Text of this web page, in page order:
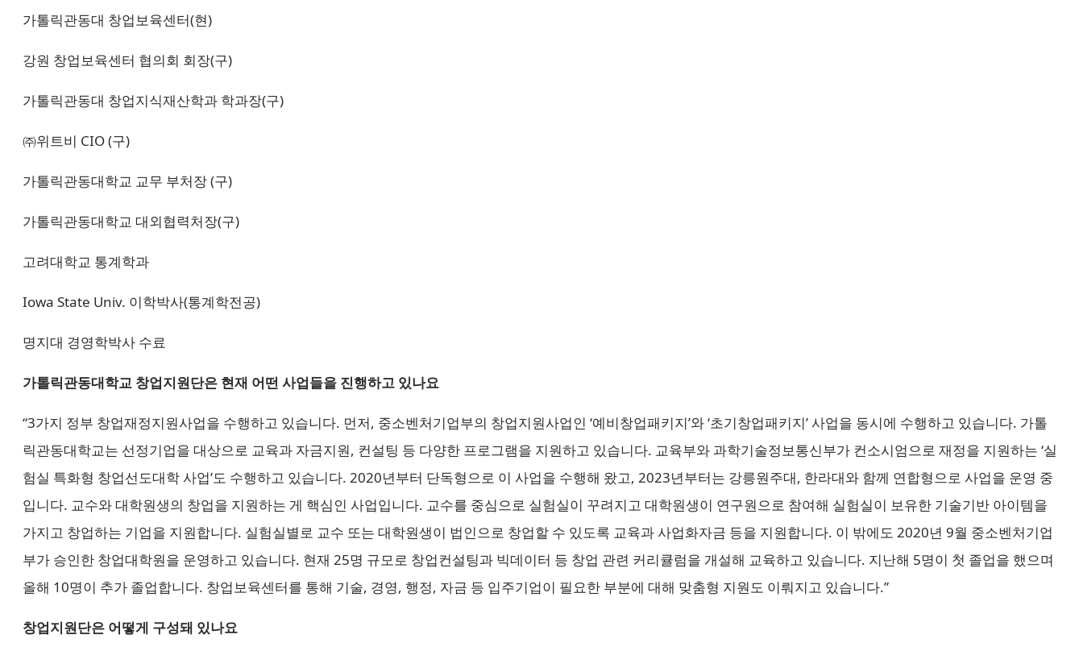
가톨릭관동대 창업보육센터(현)
강원 창업보육센터 협의회 회장(구)
가톨릭관동대 창업지식재산학과 학과장(구)
㈜위트비 CIO (구)
가톨릭관동대학교 교무 부처장 (구)
가톨릭관동대학교 대외협력처장(구)
고려대학교 통계학과
Iowa State Univ. 이학박사(통계학전공)
명지대 경영학박사 수료
가톨릭관동대학교 창업지원단은 현재 어떤 사업들을 진행하고 있나요
“3가지 정부 창업재정지원사업을 수행하고 있습니다. 먼저, 중소벤처기업부의 창업지원사업인 ‘예비창업패키지’와 ‘초기창업패키지’ 사업을 동시에 수행하고 있습니다. 가톨
릭관동대학교는 선정기업을 대상으로 교육과 자금지원, 컨설팅 등 다양한 프로그램을 지원하고 있습니다. 교육부와 과학기술정보통신부가 컨소시엄으로 재정을 지원하는 ‘실
험실 특화형 창업선도대학 사업’도 수행하고 있습니다. 2020년부터 단독형으로 이 사업을 수행해 왔고, 2023년부터는 강릉원주대, 한라대와 함께 연합형으로 사업을 운영 중
입니다. 교수와 대학원생의 창업을 지원하는 게 핵심인 사업입니다. 교수를 중심으로 실험실이 꾸려지고 대학원생이 연구원으로 참여해 실험실이 보유한 기술기반 아이템을
가지고 창업하는 기업을 지원합니다. 실험실별로 교수 또는 대학원생이 법인으로 창업할 수 있도록 교육과 사업화자금 등을 지원합니다. 이 밖에도 2020년 9월 중소벤처기업
부가 승인한 창업대학원을 운영하고 있습니다. 현재 25명 규모로 창업컨설팅과 빅데이터 등 창업 관련 커리큘럼을 개설해 교육하고 있습니다. 지난해 5명이 첫 졸업을 했으며
올해 10명이 추가 졸업합니다. 창업보육센터를 통해 기술, 경영, 행정, 자금 등 입주기업이 필요한 부분에 대해 맞춤형 지원도 이뤄지고 있습니다.”
창업지원단은 어떻게 구성돼 있나요